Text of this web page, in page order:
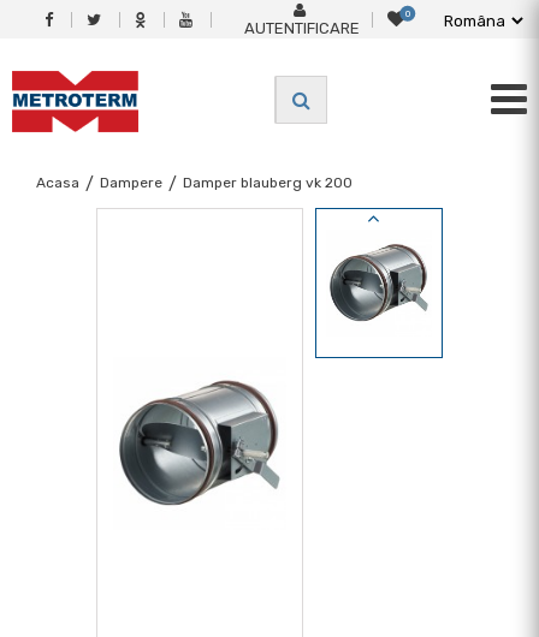
AUTENTIFICARE
0
Acasa / Dampere / Damper blauberg vk 200